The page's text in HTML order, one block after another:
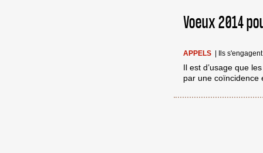
Voeux 2014
APPELS Ils
Il est d’usage que
par une coïncidence